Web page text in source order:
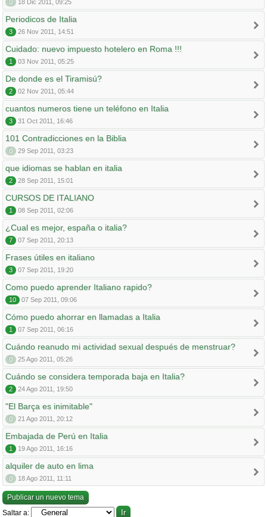
0 18 Dic 2011, 09:25
Periodicos de Italia
3 26 Nov 2011, 14:51
Cuidado: nuevo impuesto hotelero en Roma !!!
1 03 Nov 2011, 05:25
De donde es el Tiramisú?
2 02 Nov 2011, 05:44
cuantos numeros tiene un teléfono en Italia
3 31 Oct 2011, 16:46
101 Contradicciones en la Biblia
0 29 Sep 2011, 03:23
que idiomas se hablan en italia
2 28 Sep 2011, 15:01
CURSOS DE ITALIANO
1 08 Sep 2011, 02:06
¿Cual es mejor, españa o italia?
7 07 Sep 2011, 20:13
Frases útiles en italiano
3 07 Sep 2011, 19:20
Como puedo aprender Italiano rapido?
10 07 Sep 2011, 09:06
Cómo puedo ahorrar en llamadas a Italia
1 07 Sep 2011, 06:16
Cuándo reanudo mi actividad sexual después de menstruar?
0 25 Ago 2011, 05:26
Cuándo se considera temporada baja en Italia?
2 24 Ago 2011, 19:50
"El Barça es inimitable"
0 21 Ago 2011, 20:12
Embajada de Perú en Italia
1 19 Ago 2011, 16:16
alquiler de auto en lima
0 18 Ago 2011, 11:11
Publicar un nuevo tema
Saltar a: